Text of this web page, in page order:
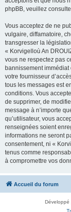
phpBB, veuillez
Vous acceptez de ne
vulgaire, diffamatoire,
transgresser la
« Korvigelloù An
vous ne respectez pas
bannissement immédiat
votre fournisseur
tous les messages est
conditions. Vous
de supprimer, de
message à n’importe
qu’utilisateur, vous
renseignées soient
informations ne seront
consentement, ni «
tenus comme
à compromettre vos
Accueil du forum
Développé